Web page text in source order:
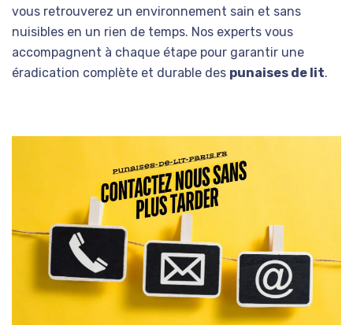
vous retrouverez un environnement sain et sans
nuisibles en un rien de temps. Nos experts vous
accompagnent à chaque étape pour garantir une
éradication complète et durable des punaises de lit.